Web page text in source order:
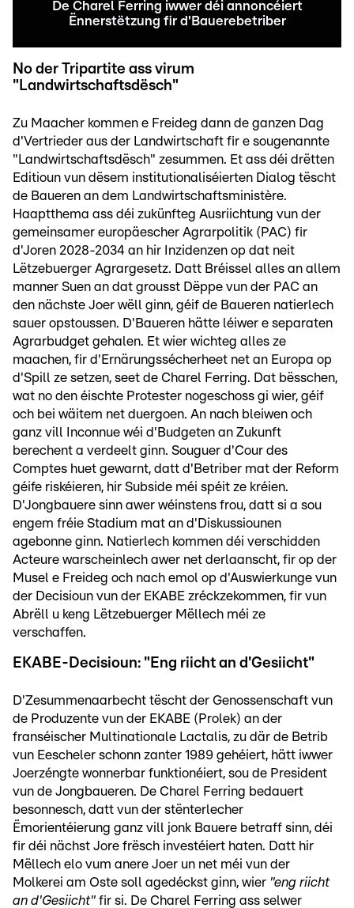
De Charel Ferring iwwer déi annoncéiert
Ënnerstëtzung fir d'Bauerebetriber
No der Tripartite ass virum
"Landwirtschaftsdësch"
Zu Maacher kommen e Freideg dann de ganzen Dag
d'Vertrieder aus der Landwirtschaft fir e sougenannte
"Landwirtschaftsdësch" zesummen. Et ass déi drëtten
Editioun vun dësem institutionaliséierten Dialog tëscht
de Baueren an dem Landwirtschaftsministère.
Haaptthema ass déi zukünfteg Ausriichtung vun der
gemeinsamer europäescher Agrarpolitik (PAC) fir
d'Joren 2028-2034 an hir Inzidenzen op dat neit
Lëtzebuerger Agrargesetz. Datt Bréissel alles an allem
manner Suen an dat grousst Dëppe vun der PAC an
den nächste Joer wëll ginn, géif de Baueren natierlech
sauer opstoussen. D'Baueren hätte léiwer e separaten
Agrarbudget gehalen. Et wier wichteg alles ze
maachen, fir d'Ernärungssécherheet net an Europa op
d'Spill ze setzen, seet de Charel Ferring. Dat bësschen,
wat no den éischte Protester nogeschoss gi wier, géif
och bei wäitem net duergoen. An nach bleiwen och
ganz vill Inconnue wéi d'Budgeten an Zukunft
berechent a verdeelt ginn. Souguer d'Cour des
Comptes huet gewarnt, datt d'Betriber mat der Reform
géife riskéieren, hir Subside méi spéit ze kréien.
D'Jongbauere sinn awer wéinstens frou, datt si a sou
engem fréie Stadium mat an d'Diskussiounen
agebonne ginn. Natierlech kommen déi verschidden
Acteure warscheinlech awer net derlaanscht, fir op der
Musel e Freideg och nach emol op d'Auswierkunge vun
der Decisioun vun der EKABE zréckzekommen, fir vun
Abrëll u keng Lëtzebuerger Mëllech méi ze
verschaffen.
EKABE-Decisioun: "Eng riicht an d'Gesiicht"
D'Zesummenaarbecht tëscht der Genossenschaft vun
de Produzente vun der EKABE (Prolek) an der
franséischer Multinationale Lactalis, zu där de Betrib
vun Eescheler schonn zanter 1989 gehéiert, hätt iwwer
Joerzéngte wonnerbar funktionéiert, sou de President
vun de Jongbaueren. De Charel Ferring bedauert
besonnesch, datt vun der stënterlecher
Ëmorientéierung ganz vill jonk Bauere betraff sinn, déi
fir déi nächst Jore frësch investéiert haten. Datt hir
Mëllech elo vum anere Joer un net méi vun der
Molkerei am Oste soll agedéckst ginn, wier "eng riicht
an d'Gesiicht" fir si. De Charel Ferring ass selwer